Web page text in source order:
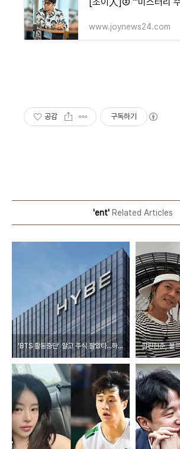
www.joynews24.com
공감 구독하기
'ent'Related Articles
'BTS 활동중단' 알고 주식 팔았다…하이브 전 직원들 기소